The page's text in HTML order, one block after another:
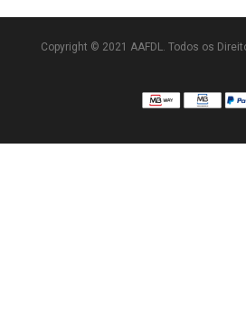
Copyright © 2021 AAFDL. Todos os